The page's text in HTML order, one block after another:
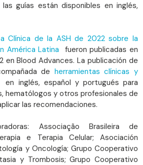
guías están disponibles en inglés,
Clínica de la ASH de 2022 sobre la
América Latina
fueron publicadas en
en Blood Advances. La publicación de
de herramientas clínicas y
en inglés, español y portugués para
hematólogos y otros profesionales de
las recomendaciones.
Associação Brasileira de
e Terapia Celular; Asociación
y Oncología; Grupo Cooperativo
y Trombosis; Grupo Cooperativo